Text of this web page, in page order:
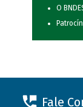
O
Fale